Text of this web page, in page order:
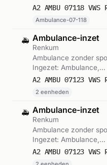
om 08:58.
Ambulance-07-118
🚑 Ambulance-inzet
Renkum
Ambulance zonder
Ingezet: Ambulance,
2 eenheden
🚑 Ambulance-inzet
Renkum
Ambulance zonder
Ingezet: Ambulance,